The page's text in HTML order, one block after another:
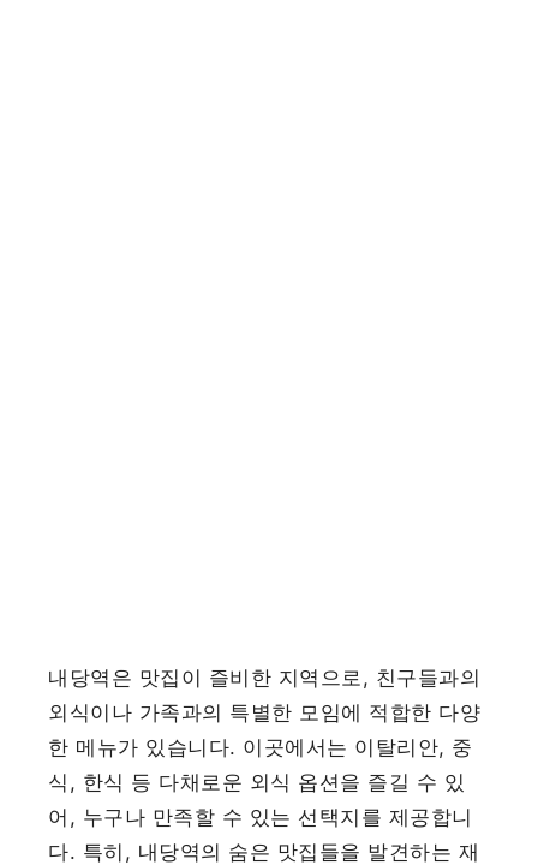
내당역은 맛집이 즐비한 지역으로, 친구들과의
외식이나 가족과의 특별한 모임에 적합한 다양
한 메뉴가 있습니다. 이곳에서는 이탈리안, 중
식, 한식 등 다채로운 외식 옵션을 즐길 수 있
어, 누구나 만족할 수 있는 선택지를 제공합니
다. 특히, 내당역의 숨은 맛집들을 발견하는 재